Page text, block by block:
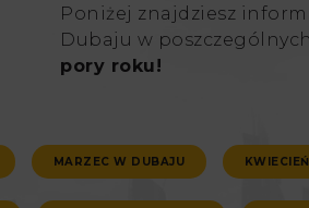
Poniżej znajdziesz
Dubaju w
pory roku!
MARZEC W DUBAJU